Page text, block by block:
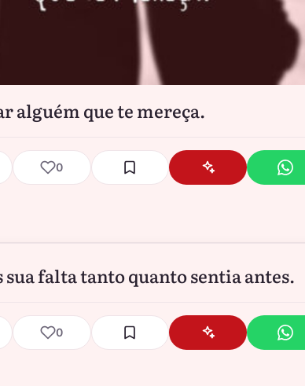
alguém que te mereça.
0
sua falta tanto quanto sentia antes.
0